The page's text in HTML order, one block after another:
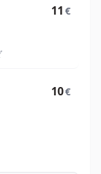
11 €
10€